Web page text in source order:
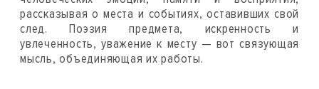
рассказывая о места и событиях, оставивших свой
след. Поэзия предмета, искренность и
увлеченность, уважение к месту — вот связующая
мысль, объединяющая их работы.